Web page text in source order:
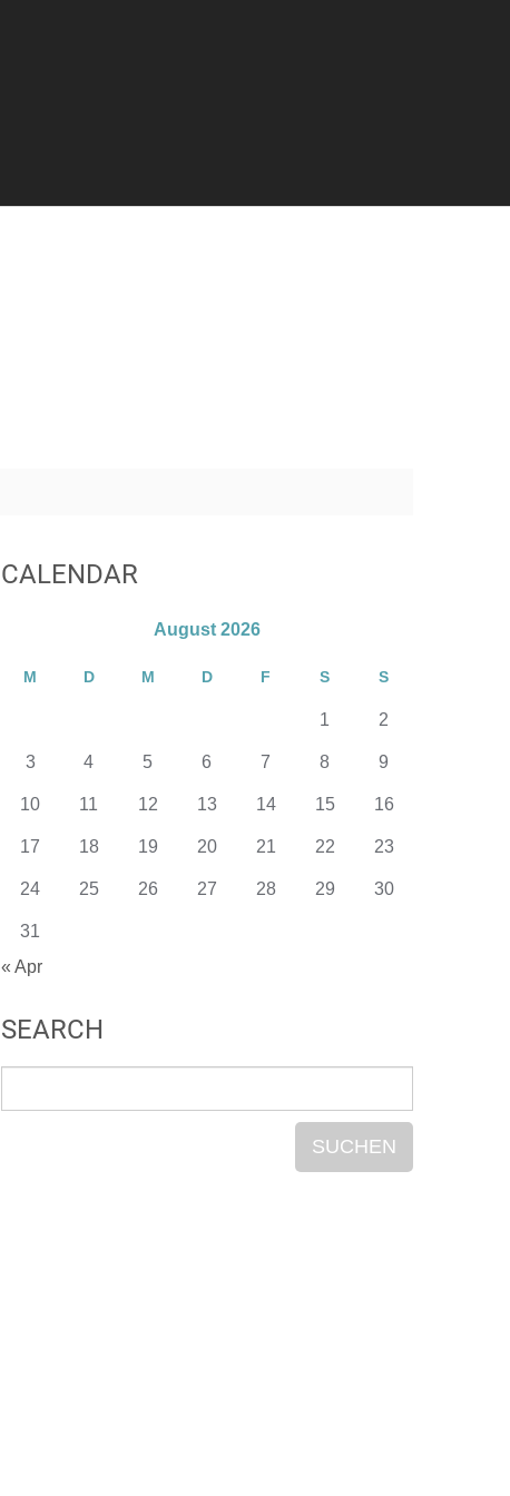
CALENDAR
August 2026
M D M D F S S
1 2
3 4 5 6 7 8 9
10 11 12 13 14 15 16
17 18 19 20 21 22 23
24 25 26 27 28 29 30
31
« Apr
SEARCH